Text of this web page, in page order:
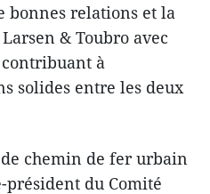
bonnes relations et la
& Toubro avec
à
solides entre les deux
chemin de fer urbain
du Comité